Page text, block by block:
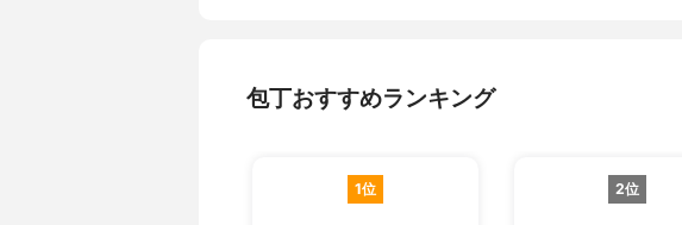
包丁おすすめランキング
1位 2位